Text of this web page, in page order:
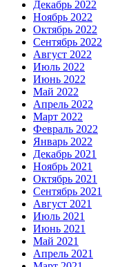
Декабрь 2022
Ноябрь 2022
Октябрь 2022
Сентябрь 2022
Август 2022
Июль 2022
Июнь 2022
Май 2022
Апрель 2022
Март 2022
Февраль 2022
Январь 2022
Декабрь 2021
Ноябрь 2021
Октябрь 2021
Сентябрь 2021
Август 2021
Июль 2021
Июнь 2021
Май 2021
Апрель 2021